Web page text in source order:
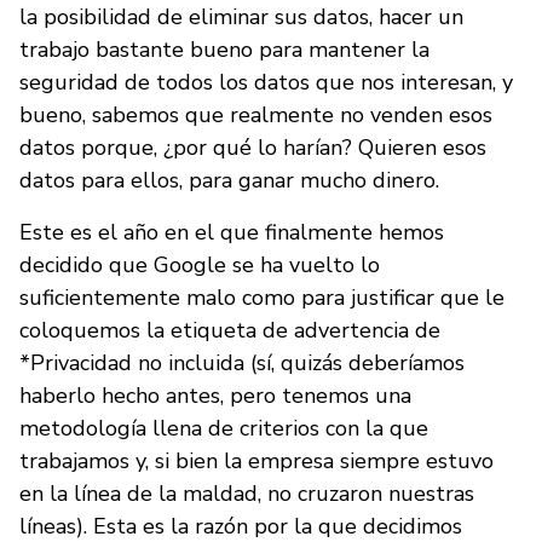
la posibilidad de eliminar sus datos, hacer un
trabajo bastante bueno para mantener la
seguridad de todos los datos que nos interesan, y
bueno, sabemos que realmente no venden esos
datos porque, ¿por qué lo harían? Quieren esos
datos para ellos, para ganar mucho dinero.
Este es el año en el que finalmente hemos
decidido que Google se ha vuelto lo
suficientemente malo como para justificar que le
coloquemos la etiqueta de advertencia de
*Privacidad no incluida (sí, quizás deberíamos
haberlo hecho antes, pero tenemos una
metodología llena de criterios con la que
trabajamos y, si bien la empresa siempre estuvo
en la línea de la maldad, no cruzaron nuestras
líneas). Esta es la razón por la que decidimos